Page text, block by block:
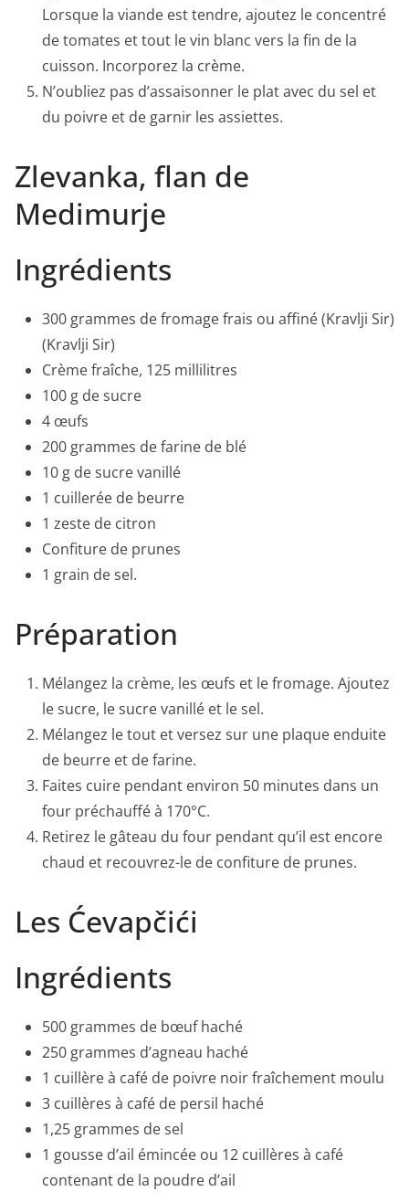
Lorsque la viande est tendre, ajoutez le concentré
de tomates et tout le vin blanc vers la fin de la
cuisson. Incorporez la crème.
N’oubliez pas d’assaisonner le plat avec du sel et
du poivre et de garnir les assiettes.
Zlevanka, flan de
Medimurje
Ingrédients
300 grammes de fromage frais ou affiné (Kravlji Sir)
(Kravlji Sir)
Crème fraîche, 125 millilitres
100 g de sucre
4 œufs
200 grammes de farine de blé
10 g de sucre vanillé
1 cuillerée de beurre
1 zeste de citron
Confiture de prunes
1 grain de sel.
Préparation
Mélangez la crème, les œufs et le fromage. Ajoutez
le sucre, le sucre vanillé et le sel.
Mélangez le tout et versez sur une plaque enduite
de beurre et de farine.
Faites cuire pendant environ 50 minutes dans un
four préchauffé à 170°C.
Retirez le gâteau du four pendant qu’il est encore
chaud et recouvrez-le de confiture de prunes.
Les Ćevapčići
Ingrédients
500 grammes de bœuf haché
250 grammes d’agneau haché
1 cuillère à café de poivre noir fraîchement moulu
3 cuillères à café de persil haché
1,25 grammes de sel
1 gousse d’ail émincée ou 12 cuillères à café
contenant de la poudre d’ail